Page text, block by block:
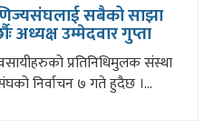
सबैको साझा
अध्यक्ष उम्मेदवार गुप्ता
प्रतिनिधिमुलक संस्था
निर्वाचन ७ गते हुदैछ ।...